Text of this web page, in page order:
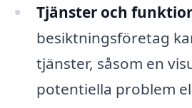
Tjänster och
besiktningsföretag
tjänster, såsom en
potentiella problem